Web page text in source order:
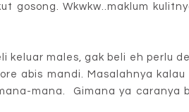
gosong. Wkwkw..maklum
keluar males, gak beli eh perlu
abis mandi. Masalahnya
mana. Gimana ya caranya